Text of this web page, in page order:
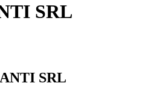
SRL
SRL